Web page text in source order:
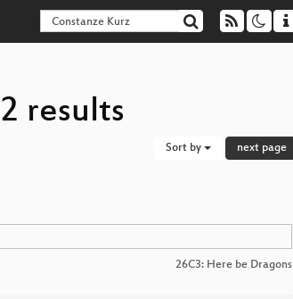
results
Sort by next page
26C3: Here be Dragons